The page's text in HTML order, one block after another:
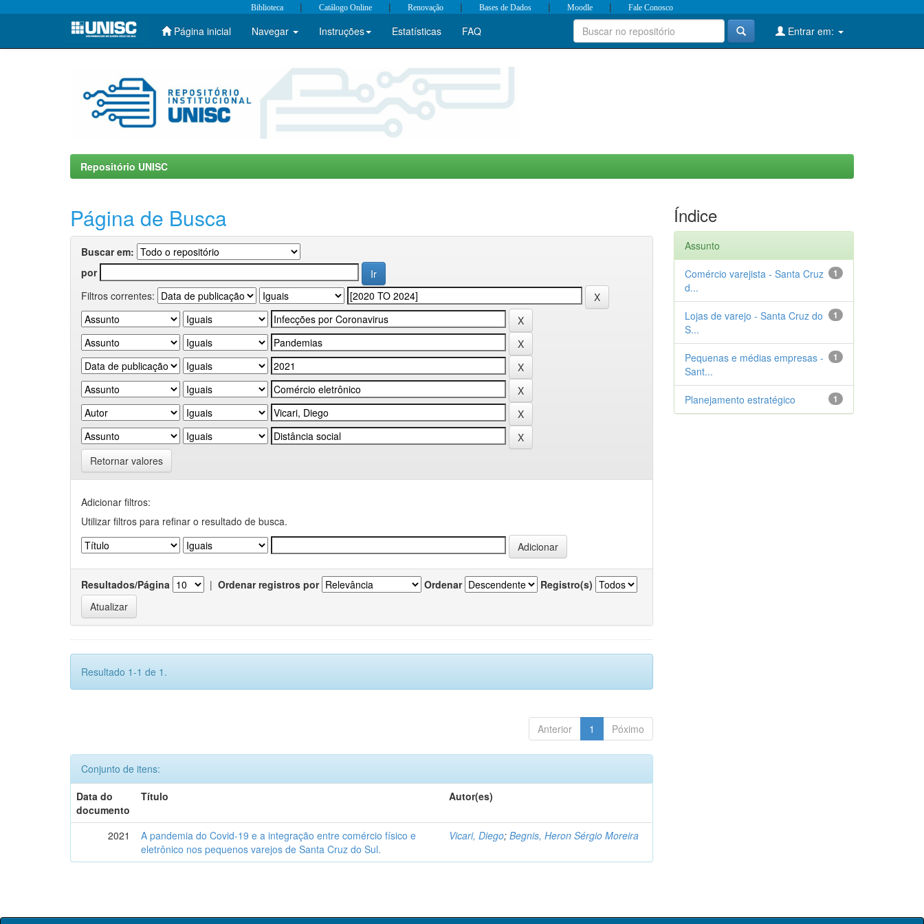
Skip
Biblioteca | Catálogo Online | Renovação | Bases de Dados | Moodle | Fale Conosco
Página inicial Navegar Instruções Estatísticas FAQ Entrar em:
Repositório UNISC
Página de Busca
Buscar em:
por
Filtros correntes:
Retornar valores
Adicionar filtros:
Utilizar filtros para refinar o resultado de busca.
Resultados/Página | Ordenar registros por Ordenar Registro(s)
Resultado 1-1 de 1.
Anterior 1 Póximo
Conjunto de itens:
Data do
documento
Título Autor(es)
2021
A pandemia do Covid-19 e a integração entre comércio físico e
eletrônico nos pequenos varejos de Santa Cruz do Sul.
Vicari, Diego;Begnis, Heron Sérgio Moreira
Índice
Assunto
1
Comércio varejista - Santa Cruz
d...
1
Lojas de varejo - Santa Cruz do
S...
1
Pequenas e médias empresas -
Sant...
1
Planejamento estratégico